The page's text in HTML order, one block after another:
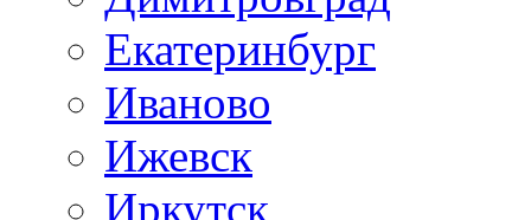
Екатеринбург
Иваново
Ижевск
Иркутск